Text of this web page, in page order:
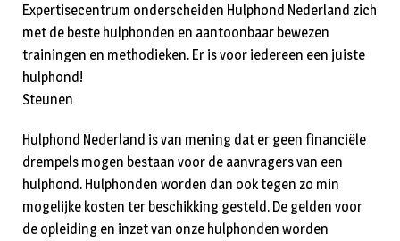
Expertisecentrum onderscheiden Hulphond Nederland zich
met de beste hulphonden en aantoonbaar bewezen
trainingen en methodieken. Er is voor iedereen een juiste
hulphond!
Steunen
Hulphond Nederland is van mening dat er geen financiële
drempels mogen bestaan voor de aanvragers van een
hulphond. Hulphonden worden dan ook tegen zo min
mogelijke kosten ter beschikking gesteld. De gelden voor
de opleiding en inzet van onze hulphonden worden